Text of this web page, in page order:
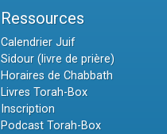
Ressources
Calendrier Juif
Sidour (livre de prière)
Horaires de Chabbath
Livres Torah-Box
Inscription
Podcast Torah-Box